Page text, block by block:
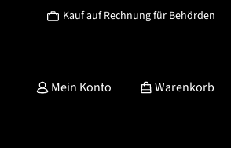
Kauf auf Rechnung für Behörden
Mein Konto Warenkorb